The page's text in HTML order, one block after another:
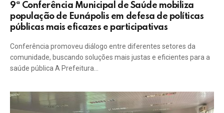
9ª Conferência Municipal de Saúde mobiliza
população de Eunápolis em defesa de políticas
públicas mais eficazes e participativas
Conferência promoveu diálogo entre diferentes setores da
comunidade, buscando soluções mais justas e eficientes para a
saúde pública A Prefeitura…